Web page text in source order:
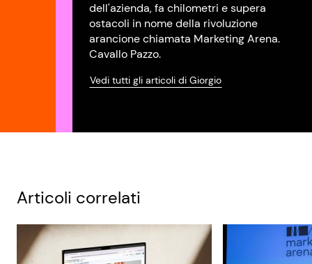
dell'azienda, fa chilometri e supera
ostacoli in nome della rivoluzione
arancione chiamata Marketing Arena.
Cavallo Pazzo.
Vedi tutti gli articoli di Giorgio
Articoli correlati